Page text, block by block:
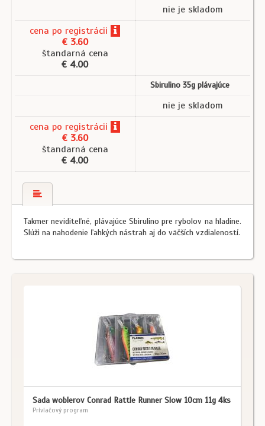
nie je skladom
cena po registrácii
€ 3.60
štandarná cena
€ 4.00
Sbirulino 35g plávajúce
nie je skladom
cena po registrácii
€ 3.60
štandarná cena
€ 4.00
Takmer neviditeľné, plávajúce Sbirulino pre rybolov na hladine.
Slúži na nahodenie ľahkých nástrah aj do väčších vzdialeností.
Sada woblerov Conrad Rattle Runner Slow 10cm 11g 4ks
Prívlačový program